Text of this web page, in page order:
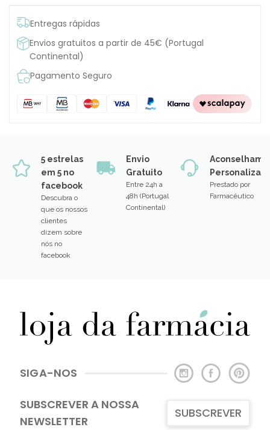
Entregas rápidas
Envios gratuitos a partir de 45€ (Portugal
Continental)
Pagamento Seguro
5 estrelas
em 5 no
facebook
Descubra o
que os nossos
clientes
dizem sobre
nós no
facebook
Envio
Gratuito
Entre 24h a
48h (Portugal
Continental)
Prestado por
Farmacêutico
SIGA-NOS
SUBSCREVER A NOSSA
NEWSLETTER
SUBSCREVER